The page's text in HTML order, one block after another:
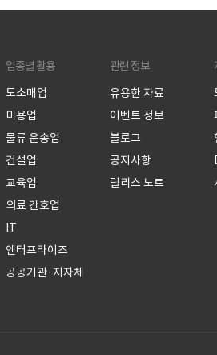
업종별 활용
도소매업
미용업
물류 운송업
건설업
교육업
의료 간호업
IT
엔터프라이즈
공공기관·지자체
관련 정보
유용한 자료
이벤트 정보
블로그
공지사항
릴리스 노트